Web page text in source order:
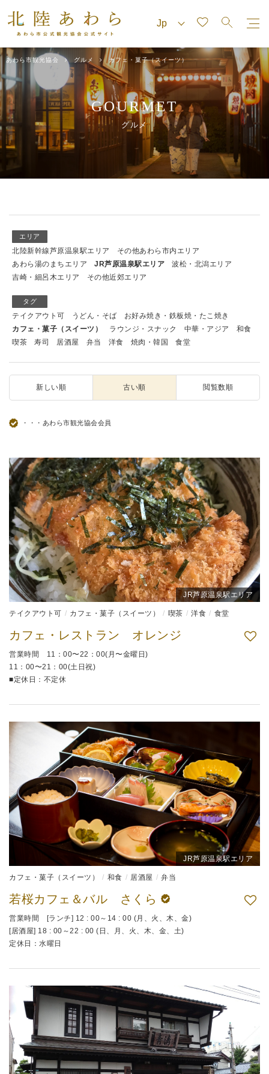
あわら市観光協会 グルメ カフェ・菓子（スイーツ）
GOURMET
グルメ
エリア
北陸新幹線芦原温泉駅エリア
その他あわら市内エリア
あわら湯のまちエリア
JR芦原温泉駅エリア
波松・北潟エリア
吉崎・細呂木エリア
その他近郊エリア
タグ
テイクアウト可 うどん・そば
お好み焼き・鉄板焼・たこ焼き
カフェ・菓子（スイーツ）
ラウンジ・スナック 中華・アジア
和食
喫茶
寿司 居酒屋 弁当 洋食 焼肉・韓国 食堂
新しい順 古い順 閲覧数順
・・・あわら市観光協会会員
JR芦原温泉駅エリア
テイクアウト可 カフェ・菓子（スイーツ） 喫茶 洋食 食堂
カフェ・レストラン オレンジ
営業時間 11：00〜22：00(月〜金曜日)
11：00〜21：00(土日祝)
■定休日：不定休
JR芦原温泉駅エリア
カフェ・菓子（スイーツ） 和食 居酒屋 弁当
若桜カフェ＆バル さくら
営業時間 [ランチ] 12 : 00～14 : 00 (月、火、木、金)
[居酒屋] 18 : 00～22 : 00 (日、月、火、木、金、土)
定休日：水曜日